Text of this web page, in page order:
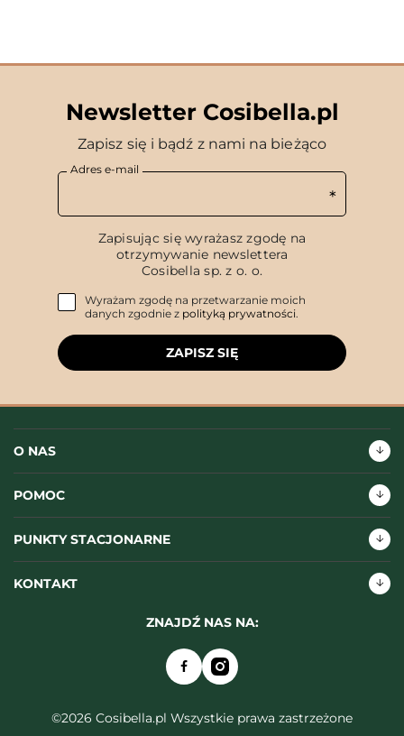
Newsletter Cosibella.pl
Zapisz się i bądź z nami na bieżąco
Adres e-mail
Zapisując się wyrażasz zgodę na
otrzymywanie newslettera
Cosibella sp. z o. o.
Wyrażam zgodę na przetwarzanie moich
danych zgodnie z polityką prywatności.
ZAPISZ SIĘ
O NAS
POMOC
PUNKTY STACJONARNE
KONTAKT
ZNAJDŹ NAS NA:
©2026 Cosibella.pl Wszystkie prawa zastrzeżone